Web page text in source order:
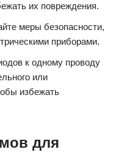
их повреждения.
меры безопасности,
приборами.
к одному проводу
или
избежать
для